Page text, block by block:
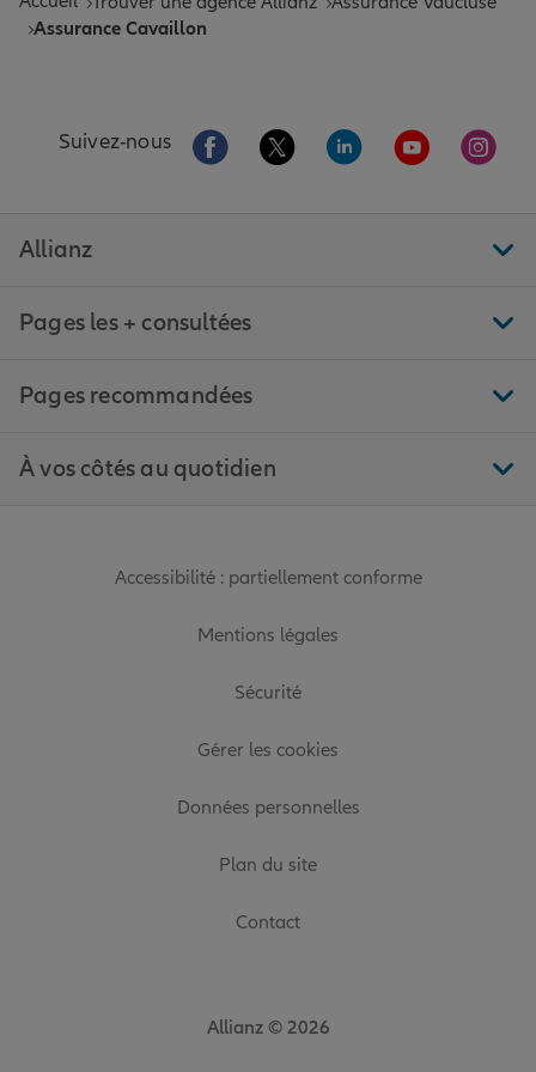
Assurance Cavaillon
Suivez-nous Aller sur la page Facebook de Allianz
Aller sur la page Twitter de
Aller sur la page
Aller sur la
Aller
Allianz
Pages les + consultées
Pages recommandées
À vos côtés au quotidien
Accessibilité : partiellement conforme
Mentions légales
Sécurité
Gérer les cookies
Données personnelles
Plan du site
Contact
Allianz © 2026